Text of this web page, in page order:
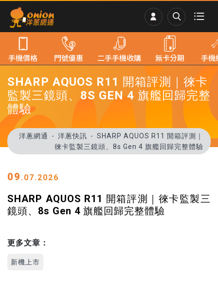
SHARP AQUOS R11 開箱評測｜徠卡
監製三鏡頭、8S GEN 4 旗艦回歸完整
體驗
洋蔥網通 洋蔥快訊
SHARP AQUOS R11 開箱評測｜
徠卡監製三鏡頭、8s Gen 4 旗艦回歸完整體驗
09 .07.2026
SHARP AQUOS R11 開箱評測｜徠卡監製三
鏡頭、8s Gen 4 旗艦回歸完整體驗
更多文章：
新機上市
手機價格 門號優惠 二手手機收購 無卡分期 手機